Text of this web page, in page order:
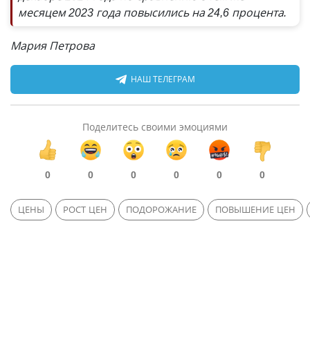
месяцем 2023 года повысились на 24,6 процента.
Мария Петрова
НАШ ТЕЛЕГРАМ
Поделитесь своими эмоциями
0 0 0 0 0 0
ЦЕНЫ РОСТ ЦЕН ПОДОРОЖАНИЕ ПОВЫШЕНИЕ ЦЕН